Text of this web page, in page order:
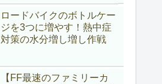
ロードバイクのボトルケー
ジを3つに増やす！熱中症
対策の水分増し増し作戦
【FF最速のファミリーカ